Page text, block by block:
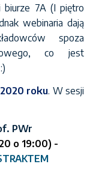
biurze 7A (I piętro
webinaria dają
spoza
co jest
roku. W sesji
PWr
o 19:00) -